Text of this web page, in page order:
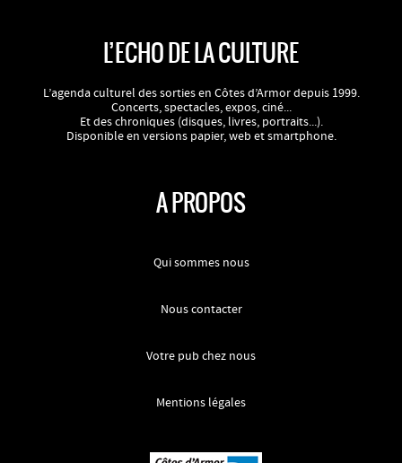
L’ECHO DE LA CULTURE
L’agenda culturel des sorties en Côtes d’Armor depuis 1999.
Concerts, spectacles, expos, ciné...
Et des chroniques (disques, livres, portraits...).
Disponible en versions papier, web et smartphone.
A PROPOS
Qui sommes nous
Nous contacter
Votre pub chez nous
Mentions légales